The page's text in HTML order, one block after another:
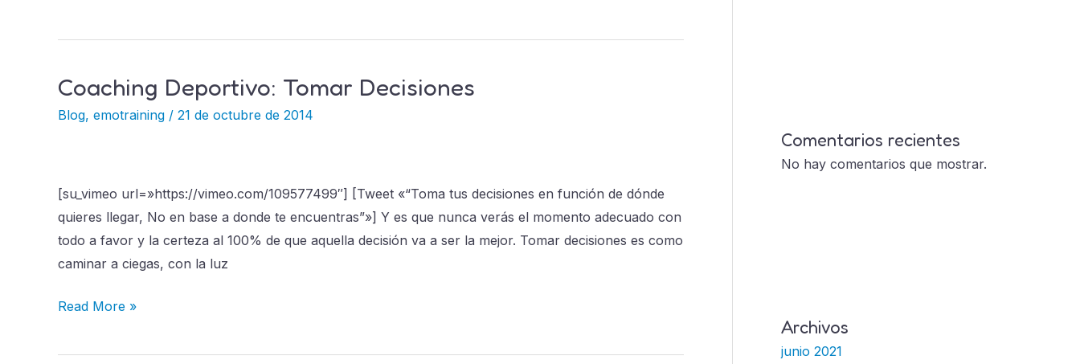
Coaching Deportivo: Tomar Decisiones
Blog, emotraining / 21 de octubre de 2014
[su_vimeo url=»https://vimeo.com/109577499″] [Tweet «“Toma tus decisiones en función de dónde
quieres llegar, No en base a donde te encuentras”»] Y es que nunca verás el momento adecuado con
todo a favor y la certeza al 100% de que aquella decisión va a ser la mejor. Tomar decisiones es como
caminar a ciegas, con la luz
Coaching
Read More »
Comentarios recientes
No hay comentarios que mostrar.
Archivos
junio 2021